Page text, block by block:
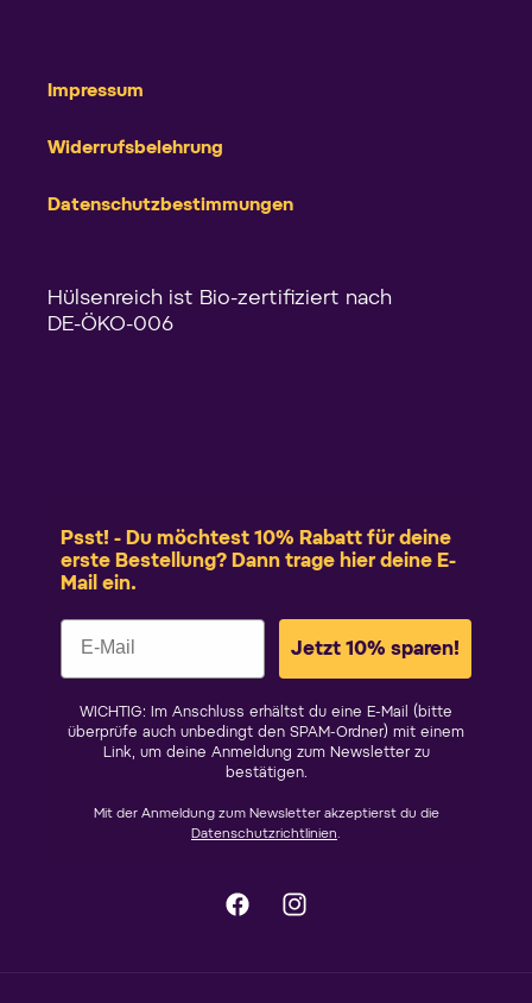
Impressum
Widerrufsbelehrung
Datenschutzbestimmungen
Hülsenreich ist Bio-zertifiziert nach
DE-ÖKO-006
Psst! - Du möchtest 10% Rabatt für deine
erste Bestellung? Dann trage hier deine E-
Mail ein.
Jetzt 10% sparen!
WICHTIG: Im Anschluss erhältst du eine E-Mail (bitte
überprüfe auch unbedingt den SPAM-Ordner) mit einem
Link, um deine Anmeldung zum Newsletter zu
bestätigen.
Mit der Anmeldung zum Newsletter akzeptierst du die
Datenschutzrichtlinien
FacebookInstagram